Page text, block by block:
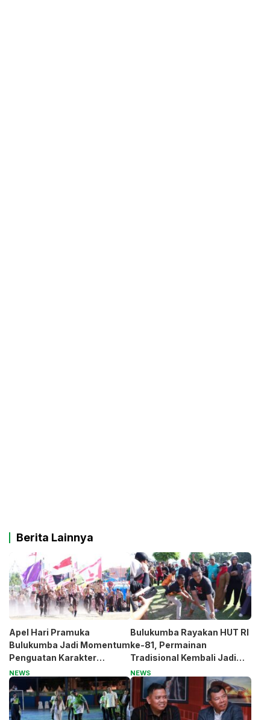
Berita Lainnya
Apel Hari Pramuka
Bulukumba Jadi Momentum
Penguatan Karakter
Generasi Muda
NEWS
Bulukumba Rayakan HUT RI
ke-81, Permainan
Tradisional Kembali Jadi
Magnet
NEWS